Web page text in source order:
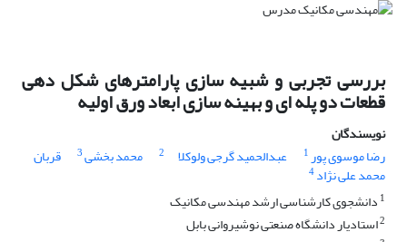
بررسی تجربی و شبیه سازی پارامترهای شکل دهی
قطعات دو پله ای و بهینه سازی ابعاد ورق اولیه
نویسندگان
رضا موسوی پور1 عبدالحمید گرجی ولوکلا 2 محمد بخشی3 قربان
محمد علی نژاد4
1 دانشجوی کارشناسی ارشد مهندسی مکانیک
2استادیار دانشگاه صنعتی نوشیروانی بابل